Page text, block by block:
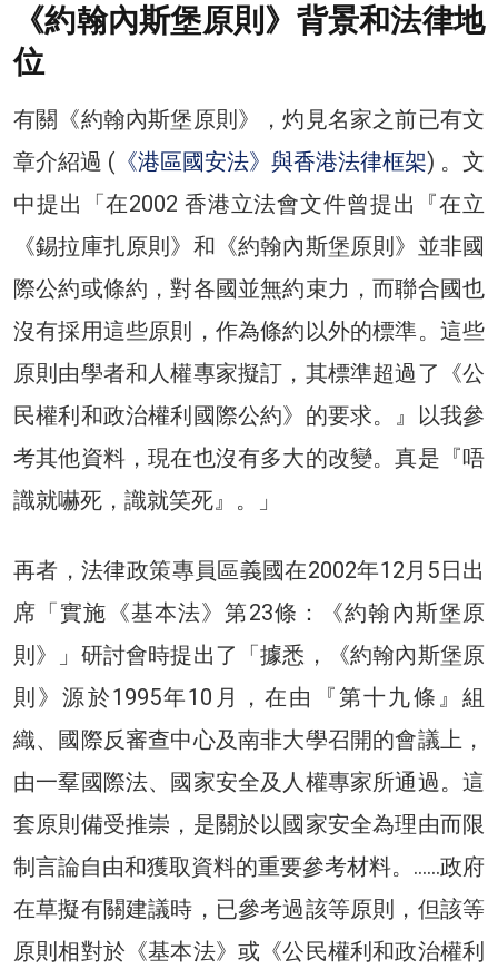
《約翰內斯堡原則》背景和法律地
位
有關《約翰內斯堡原則》，灼見名家之前已有文
章介紹過 ( 《港區國安法》與香港法律框架) 。文
中提出「在2002 香港立法會文件曾提出『在立
《錫拉庫扎原則》和《約翰內斯堡原則》並非國
際公約或條約，對各國並無約束力，而聯合國也
沒有採用這些原則，作為條約以外的標準。這些
原則由學者和人權專家擬訂，其標準超過了《公
民權利和政治權利國際公約》的要求。』以我參
考其他資料，現在也沒有多大的改變。真是『唔
識就嚇死，識就笑死』。」
再者，法律政策專員區義國在2002年12月5日出
席「實施《基本法》第23條：《約翰內斯堡原
則》」研討會時提出了「據悉，《約翰內斯堡原
則》源於1995年10月，在由『第十九條』組
織、國際反審查中心及南非大學召開的會議上，
由一羣國際法、國家安全及人權專家所通過。這
套原則備受推崇，是關於以國家安全為理由而限
制言論自由和獲取資料的重要參考材料。……政府
在草擬有關建議時，已參考過該等原則，但該等
原則相對於《基本法》或《公民權利和政治權利